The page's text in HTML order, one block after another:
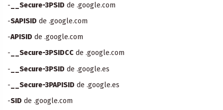
- __Secure-3PSID de .google.com
-SAPISID de .google.com
-APISID de .google.com
- __Secure-3PSIDCC de .google.com
- __Secure-3PSID de .google.es
- __Secure-3PAPISID de .google.es
-SID de .google.com